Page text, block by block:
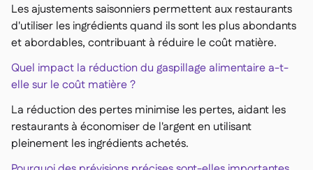
Les ajustements saisonniers permettent aux restaurants
d'utiliser les ingrédients quand ils sont les plus abondants
et abordables, contribuant à réduire le coût matière.
Quel impact la réduction du gaspillage alimentaire a-t-
elle sur le coût matière ?
La réduction des pertes minimise les pertes, aidant les
restaurants à économiser de l'argent en utilisant
pleinement les ingrédients achetés.